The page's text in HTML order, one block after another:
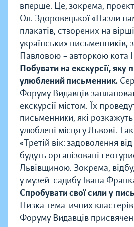
вперше. Це, зокрема,
Ол. Здоровецької «Пазли
плакатів, створених на
українських письменників,
Павловою – авторкою кота
Побувати на екскурсії, яку
улюблений письменник.
Форуму Видавців
екскурсії містом. Їх
письменники, які
улюблені місця у Львові.
«Третій вік: задоволення
будуть організовані
Львівщиною. Зокрема,
у музей-садибу Івана
Спробувати свої сили у
Низка тематичних
Форуму Видавців